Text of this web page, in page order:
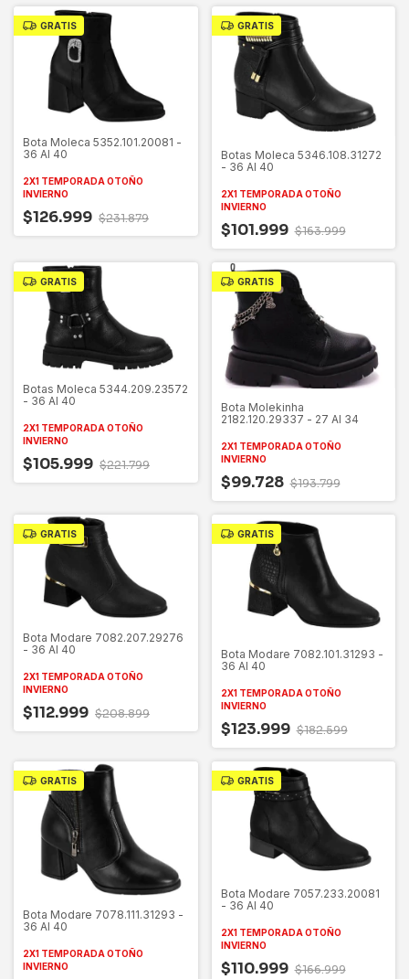
GRATIS
Bota Moleca 5352.101.20081 -
36 Al 40
2X1 TEMPORADA OTOÑO
INVIERNO
$126.999 $231.879
GRATIS
Botas Moleca 5346.108.31272
- 36 Al 40
2X1 TEMPORADA OTOÑO
INVIERNO
$101.999 $163.999
GRATIS
Botas Moleca 5344.209.23572
- 36 Al 40
2X1 TEMPORADA OTOÑO
INVIERNO
$105.999 $221.799
GRATIS
Bota Molekinha
2182.120.29337 - 27 Al 34
2X1 TEMPORADA OTOÑO
INVIERNO
$99.728 $193.799
GRATIS
Bota Modare 7082.207.29276
- 36 Al 40
2X1 TEMPORADA OTOÑO
INVIERNO
$112.999 $208.899
GRATIS
Bota Modare 7082.101.31293 -
36 Al 40
2X1 TEMPORADA OTOÑO
INVIERNO
$123.999 $182.599
GRATIS
Bota Modare 7078.111.31293 -
36 Al 40
2X1 TEMPORADA OTOÑO
INVIERNO
GRATIS
Bota Modare 7057.233.20081
- 36 Al 40
2X1 TEMPORADA OTOÑO
INVIERNO
$110.999 $166.999